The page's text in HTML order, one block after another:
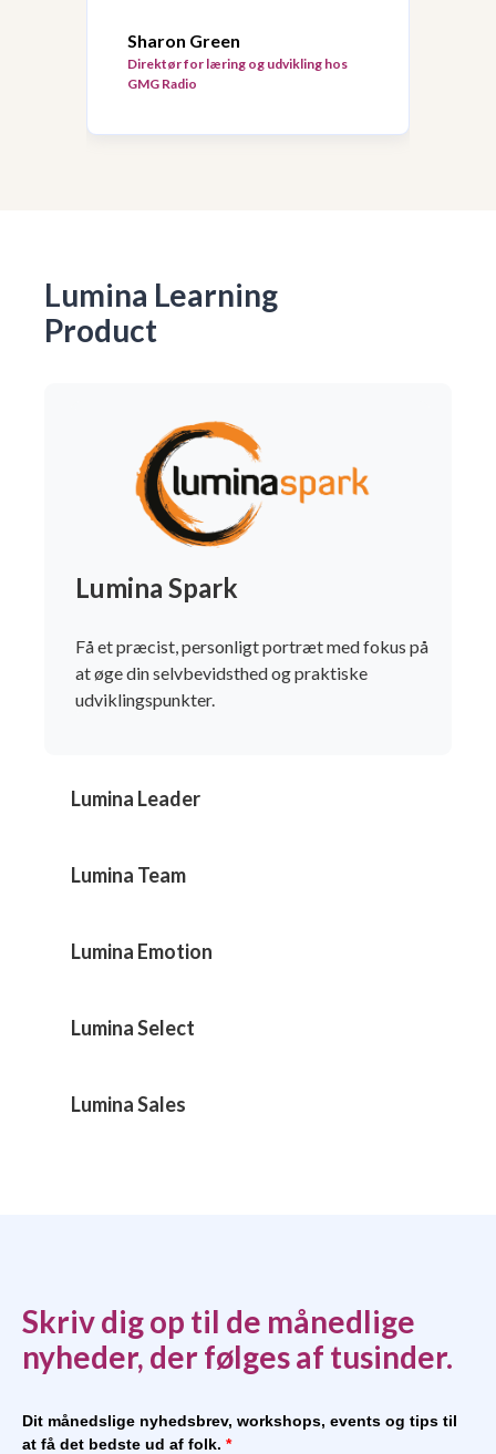
Sharon Green
Direktør for læring og udvikling hos
GMG Radio
Lumina Learning
Product
Lumina Spark
Få et præcist, personligt portræt med fokus på
at øge din selvbevidsthed og praktiske
udviklingspunkter.
Lumina Leader
Lumina Team
Lumina Emotion
Lumina Select
Lumina Sales
Skriv dig op til de månedlige
nyheder, der følges af tusinder.
Dit månedslige nyhedsbrev, workshops, events og tips til
at få det bedste ud af folk. *